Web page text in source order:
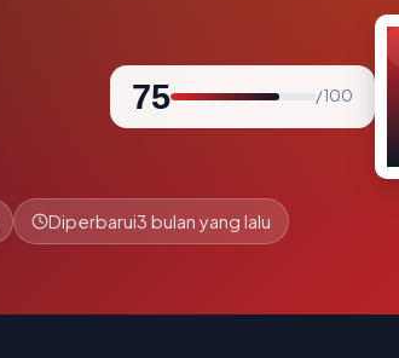
75 / 100
Diperbarui3 bulan yang lalu